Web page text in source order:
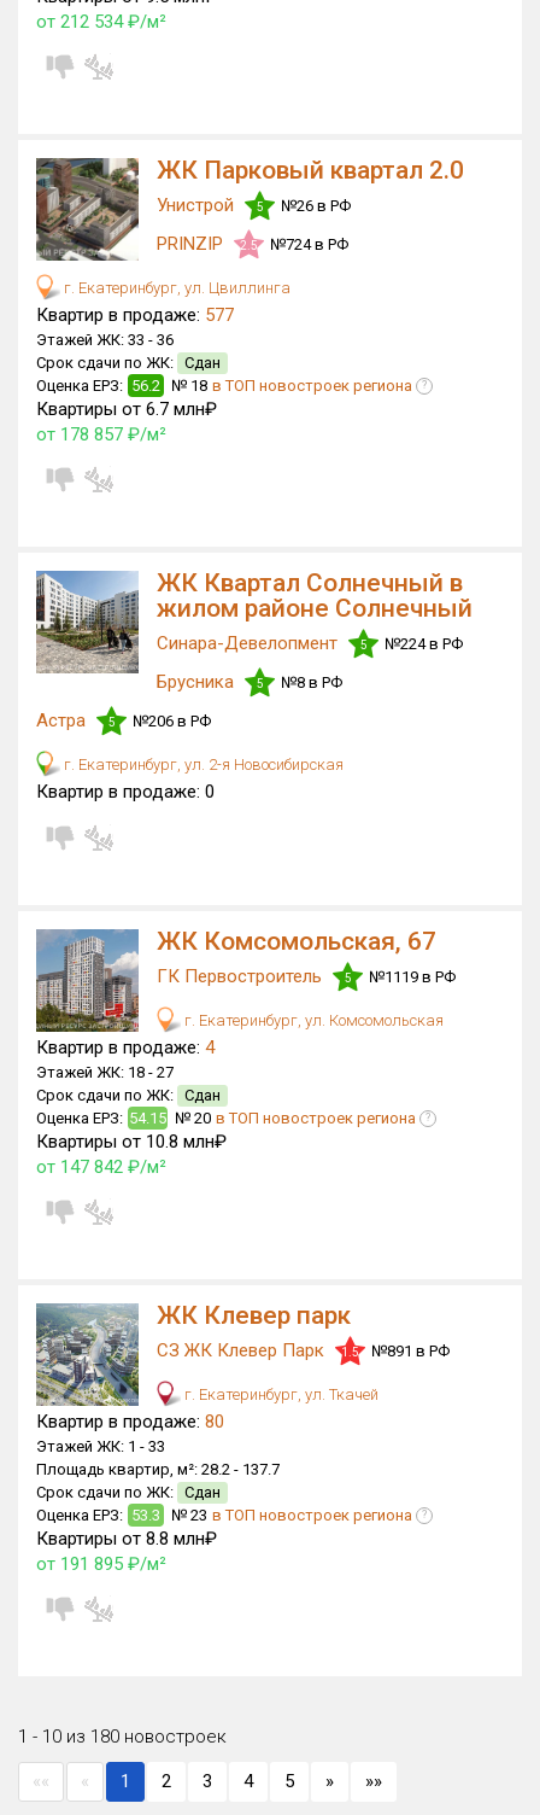
от 212 534 ₽/м²
ЖК Парковый квартал 2.0
Унистрой 5 №26 в РФ
PRINZIP 2.5 №724 в РФ
г. Екатеринбург, ул. Цвиллинга
Квартир в продаже: 577
Этажей ЖК: 33 - 36
Срок сдачи по ЖК: Сдан
Оценка ЕРЗ: 56.2 № 18 в ТОП новостроек региона ?
Квартиры от 6.7 млн₽
от 178 857 ₽/м²
ЖК Квартал Солнечный в
жилом районе Солнечный
Синара-Девелопмент 5 №224 в РФ
Брусника 5 №8 в РФ
Астра 5 №206 в РФ
г. Екатеринбург, ул. 2-я Новосибирская
Квартир в продаже: 0
ЖК Комсомольская, 67
ГК Первостроитель 5 №1119 в РФ
г. Екатеринбург, ул. Комсомольская
Квартир в продаже: 4
Этажей ЖК: 18 - 27
Срок сдачи по ЖК: Сдан
Оценка ЕРЗ: 54.15 № 20 в ТОП новостроек региона ?
Квартиры от 10.8 млн₽
от 147 842 ₽/м²
ЖК Клевер парк
СЗ ЖК Клевер Парк 1.5 №891 в РФ
г. Екатеринбург, ул. Ткачей
Квартир в продаже: 80
Этажей ЖК: 1 - 33
Площадь квартир, м²: 28.2 - 137.7
Срок сдачи по ЖК: Сдан
Оценка ЕРЗ: 53.3 № 23 в ТОП новостроек региона ?
Квартиры от 8.8 млн₽
от 191 895 ₽/м²
1 - 10 из 180 новостроек
«« « 1 2 3 4 5 » »»